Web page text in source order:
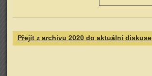
Přejít z archivu 2020 do aktuální diskuse